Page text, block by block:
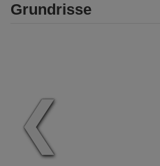
Grundrisse
❮